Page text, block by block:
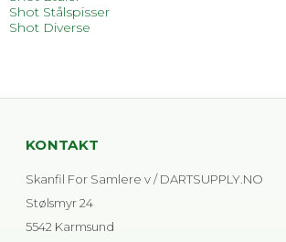
Shot Stålspisser
Shot Diverse
KONTAKT
Skanfil For Samlere v / DARTSUPPLY.NO
Stølsmyr 24
5542 Karmsund